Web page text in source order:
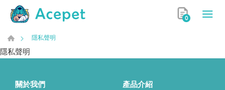
0
隱私聲明
隱私聲明
關於我們 產品介紹